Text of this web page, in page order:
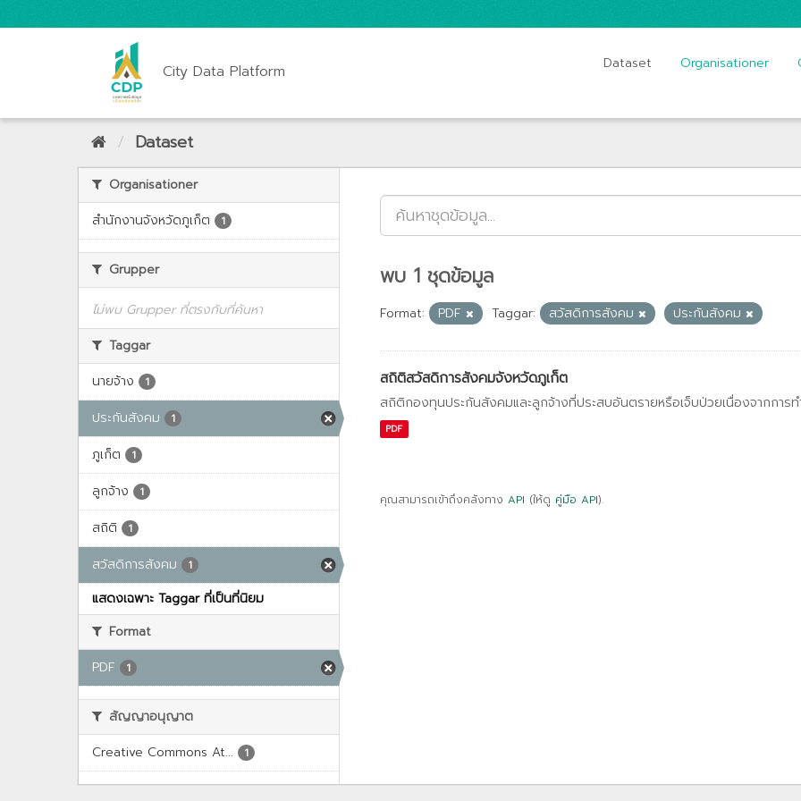
City Data Platform Dataset Organisationer
Dataset
Organisationer
สำนักงานจังหวัดภูเก็ต
1
Grupper
ไม่พบ Grupper ที่ตรงกับที่ค้นหา
Taggar
นายจ้าง
1
ประกันสังคม 1
ภูเก็ต 1
ลูกจ้าง 1
สถิติ 1
สวัสดิการสังคม 1
แสดงเฉพาะ Taggar ที่เป็นที่นิยม
Format
PDF
1
สัญญาอนุญาต
Creative Commons At...
1
พบ 1 ชุดข้อมูล
Format: PDF Taggar: สวัสดิการสังคม ประกันสังคม
สถิติสวัสดิการสังคมจังหวัดภูเก็ต
สถิติกองทุนประกันสังคมและลูกจ้างที่ประสบอันตรายหรือเจ็บป่วยเนื่องจากการ
PDF
คุณสามารถเข้าถึงคลังทาง API (ให้ดู คู่มือ API).